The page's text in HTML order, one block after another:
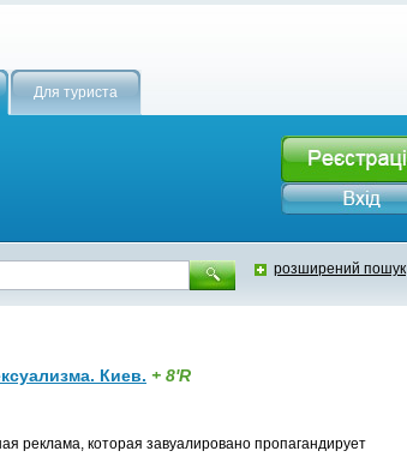
Для туриста
розширений пошук
Киев. + 8'R
реклама, которая завуалировано пропагандирует